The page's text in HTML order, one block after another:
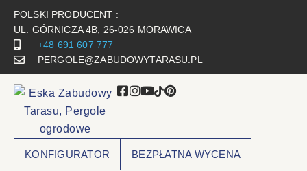
POLSKI PRODUCENT :
UL. GÓRNICZA 4B, 26-026 MORAWICA
+48 691 607 777
PERGOLE@ZABUDOWYTARASU.PL
KONFIGURATOR BEZPŁATNA WYCENA